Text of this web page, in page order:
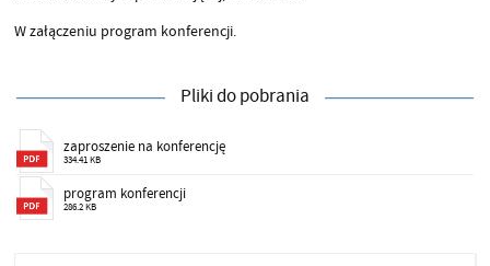
W załączeniu program konferencji.
Pliki do pobrania
zaproszenie na konferencję
334.41 KB
program konferencji
286.2 KB